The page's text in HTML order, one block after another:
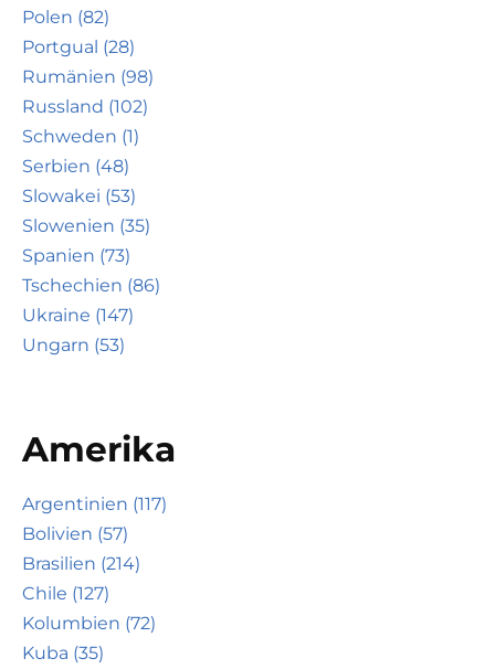
Polen (82)
Portgual (28)
Rumänien (98)
Russland (102)
Schweden (1)
Serbien (48)
Slowakei (53)
Slowenien (35)
Spanien (73)
Tschechien (86)
Ukraine (147)
Ungarn (53)
Amerika
Argentinien (117)
Bolivien (57)
Brasilien (214)
Chile (127)
Kolumbien (72)
Kuba (35)